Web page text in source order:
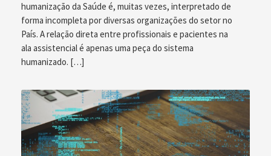
humanização da Saúde é, muitas vezes, interpretado de
forma incompleta por diversas organizações do setor no
País. A relação direta entre profissionais e pacientes na
ala assistencial é apenas uma peça do sistema
humanizado. […]